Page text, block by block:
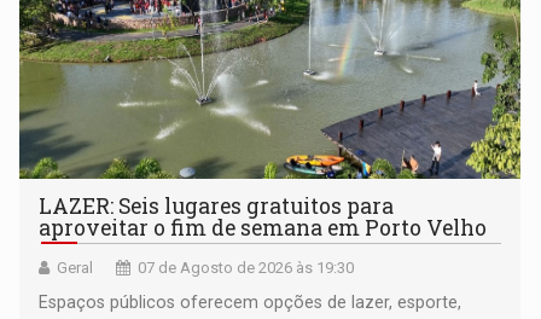
LAZER: Seis lugares gratuitos para
aproveitar o fim de semana em Porto Velho
Geral 07 de Agosto de 2026 às 19:30
Espaços públicos oferecem opções de lazer, esporte,